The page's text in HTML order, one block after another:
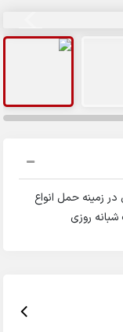
زمینه حمل انواع
روزی